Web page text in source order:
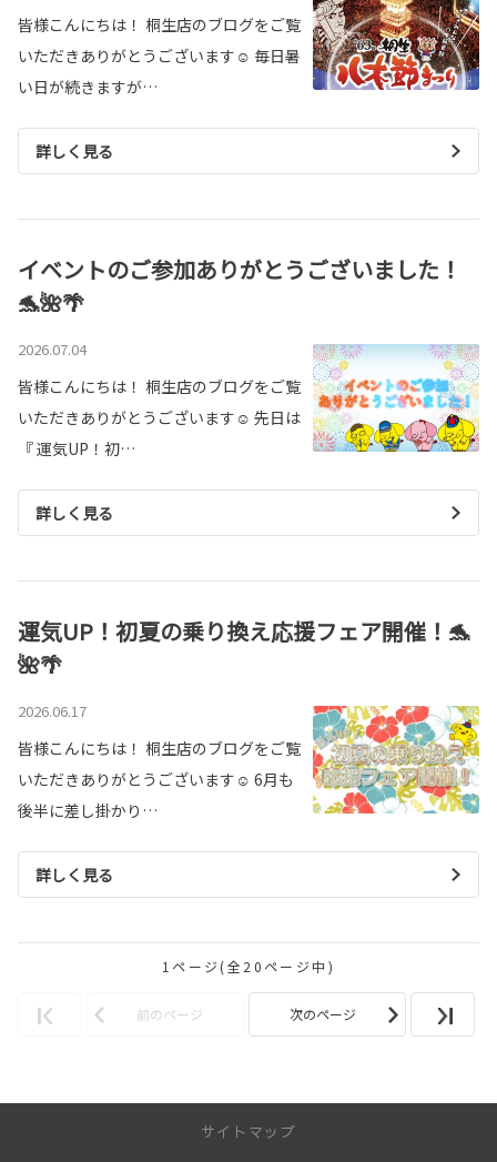
皆様こんにちは！ 桐生店のブログをご覧
いただきありがとうございます☺ 毎日暑
い日が続きますが…
詳しく見る
イベントのご参加ありがとうございました！
🐬🌺🌴
2026.07.04
皆様こんにちは！ 桐生店のブログをご覧
いただきありがとうございます☺ 先日は
『 運気UP！初…
詳しく見る
運気UP！初夏の乗り換え応援フェア開催！🐬
🌺🌴
2026.06.17
皆様こんにちは！ 桐生店のブログをご覧
いただきありがとうございます☺ 6月も
後半に差し掛かり…
詳しく見る
1ページ(全20ページ中)
前のページ 次のページ
サイトマップ